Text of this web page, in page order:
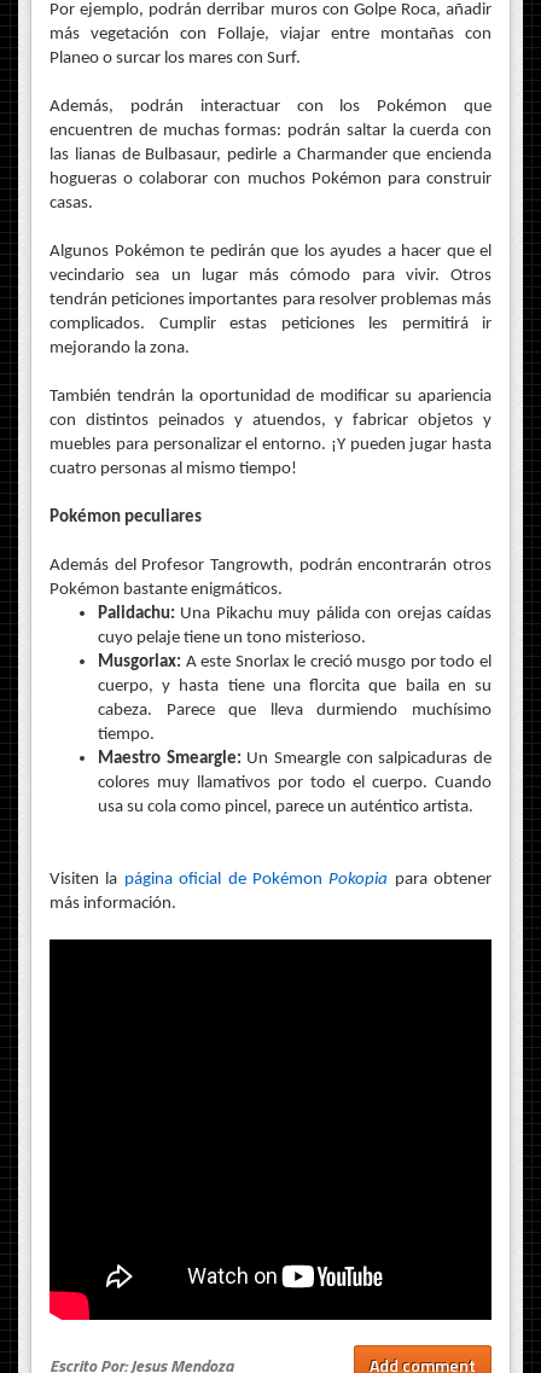
Por ejemplo, podrán derribar muros con Golpe Roca, añadir
más vegetación con Follaje, viajar entre montañas con
Planeo o surcar los mares con Surf.
Además, podrán interactuar con los Pokémon que
encuentren de muchas formas: podrán saltar la cuerda con
las lianas de Bulbasaur, pedirle a Charmander que encienda
hogueras o colaborar con muchos Pokémon para construir
casas.
Algunos Pokémon te pedirán que los ayudes a hacer que el
vecindario sea un lugar más cómodo para vivir. Otros
tendrán peticiones importantes para resolver problemas más
complicados. Cumplir estas peticiones les permitirá ir
mejorando la zona.
También tendrán la oportunidad de modificar su apariencia
con distintos peinados y atuendos, y fabricar objetos y
muebles para personalizar el entorno. ¡Y pueden jugar hasta
cuatro personas al mismo tiempo!
Pokémon peculiares
Además del Profesor Tangrowth, podrán encontrarán otros
Pokémon bastante enigmáticos.
Palidachu: Una Pikachu muy pálida con orejas caídas
cuyo pelaje tiene un tono misterioso.
Musgorlax: A este Snorlax le creció musgo por todo el
cuerpo, y hasta tiene una florcita que baila en su
cabeza. Parece que lleva durmiendo muchísimo
tiempo.
Maestro Smeargle: Un Smeargle con salpicaduras de
colores muy llamativos por todo el cuerpo. Cuando
usa su cola como pincel, parece un auténtico artista.
Visiten la página oficial de PokémonPokopia para obtener
más información.
Escrito Por: Jesus Mendoza Add comment